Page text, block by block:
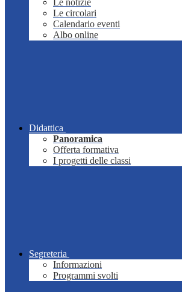
Le notizie
Le circolari
Calendario eventi
Albo online
Didattica
Panoramica
Offerta formativa
I progetti delle classi
Segreteria
Informazioni
Programmi svolti